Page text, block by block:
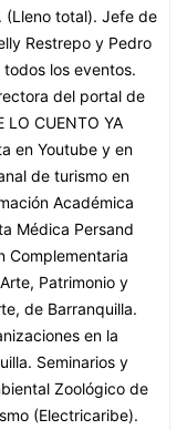
(Lleno total). Jefe de
Restrepo y Pedro
los eventos.
del portal de
CUENTO YA
en Youtube y en
de turismo en
Académica
Médica Persand
Complementaria
Patrimonio y
de Barranquilla.
en la
Seminarios y
Zoológico de
(Electricaribe).